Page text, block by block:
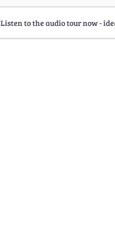
Listen to the audio tour now -